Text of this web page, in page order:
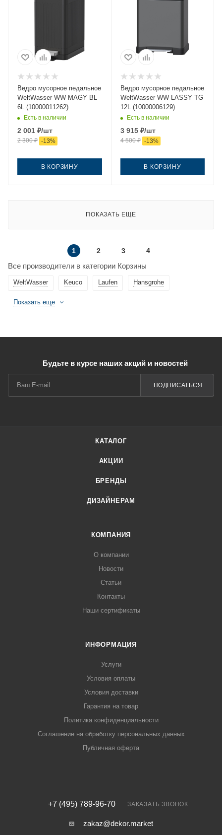
Ведро мусорное педальное
WeltWasser WW MAGY BL
6L (10000011262)
Есть в наличии
2 001 ₽/шт
2 300₽ -13%
В КОРЗИНУ
Ведро мусорное педальное
WeltWasser WW LASSY TG
12L (10000006129)
Есть в наличии
3 915₽/шт
4 500₽ -13%
В КОРЗИНУ
ПОКАЗАТЬ ЕЩЕ
1 2 3 4
Все производители в категории Корзины
Keuco Laufen Hansgrohe
WeltWasser
Показать еще
Будьте в курсе наших акций и новостей
ПОДПИСАТЬСЯ
КАТАЛОГ
АКЦИИ
БРЕНДЫ
ДИЗАЙНЕРАМ
КОМПАНИЯ
О компании
Новости
Статьи
Контакты
Наши сертификаты
ИНФОРМАЦИЯ
Услуги
Условия оплаты
Условия доставки
Гарантия на товар
Политика конфиденциальности
Соглашение на обработку персональных данных
Публичная оферта
+7 (495) 789-96-70 ЗАКАЗАТЬ ЗВОНОК
zakaz@dekor.market